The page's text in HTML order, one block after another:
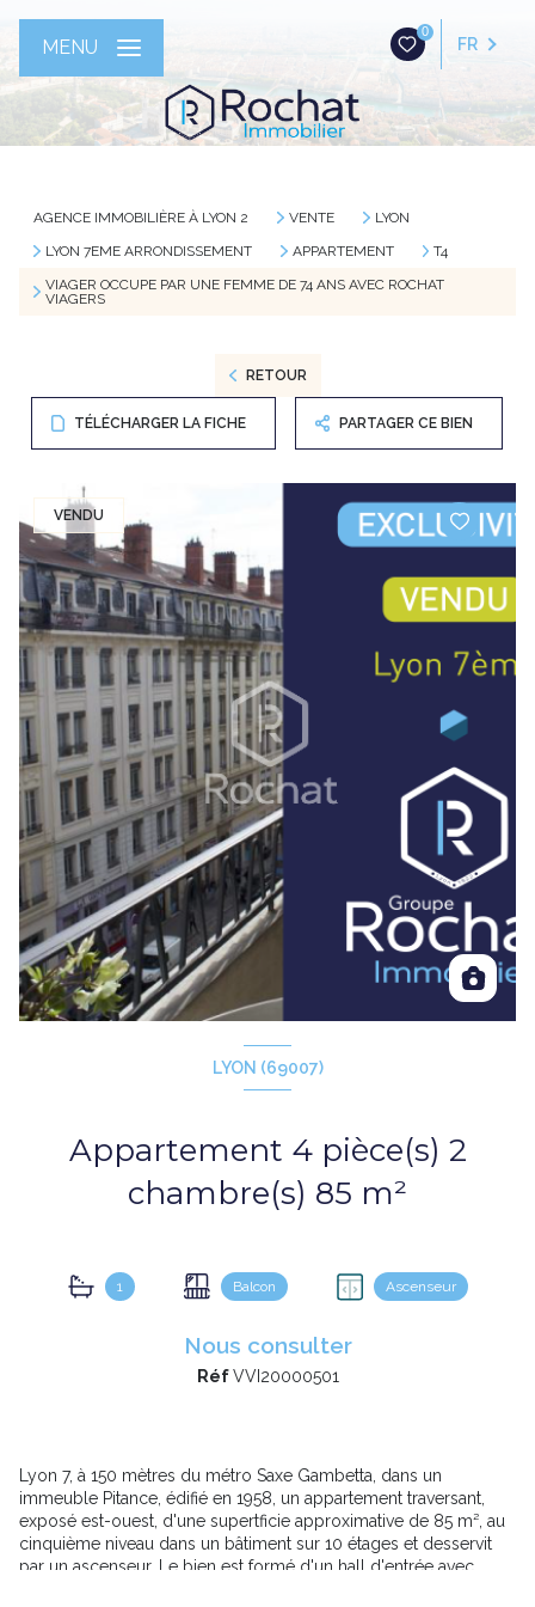
0
FR
MENU
AGENCE IMMOBILIÈRE À LYON 2 VENTE
LYON
LYON 7EME ARRONDISSEMENT
APPARTEMENT
T4
VIAGER OCCUPE PAR UNE FEMME DE 74 ANS AVEC ROCHAT
VIAGERS
RETOUR
TÉLÉCHARGER LA FICHE PARTAGER CE BIEN
VENDU
LYON (69007)
Appartement 4 pièce(s) 2
chambre(s) 85 m²
1 Balcon Ascenseur
Nous consulter
RéfVVI20000501
Lyon 7, à 150 mètres du métro Saxe Gambetta, dans un
immeuble Pitance, édifié en 1958, un appartement traversant,
exposé est-ouest, d'une supertficie approximative de 85 m², au
cinquième niveau dans un bâtiment sur 10 étages et desservit
par un ascenseur. Le bien est formé d'un hall d'entrée avec